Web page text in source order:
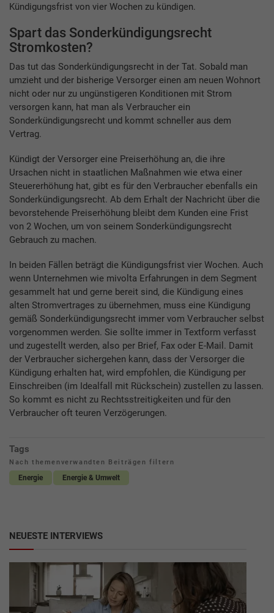
Kündigungsfrist von vier Wochen zu kündigen.
Spart das Sonderkündigungsrecht
Stromkosten?
Das tut das Sonderkündigungsrecht in der Tat. Sobald man
umzieht und der bisherige Versorger einen am neuen Wohnort
nicht oder nur zu ungünstigeren Konditionen mit Strom
versorgen kann, hat man als Verbraucher ein
Sonderkündigungsrecht und kommt schneller aus dem
Vertrag.
Kündigt der Versorger eine Preiserhöhung an, die ihre
Ursachen nicht in staatlichen Maßnahmen wie etwa einer
Steuererhöhung hat, gibt es für den Verbraucher ebenfalls ein
Sonderkündigungsrecht. Ab dem Erhalt der Nachricht über die
bevorstehende Preiserhöhung bleibt dem Kunden eine Frist
von 2 Wochen, um von seinem Sonderkündigungsrecht
Gebrauch zu machen.
In beiden Fällen beträgt die Kündigungsfrist vier Wochen. Auch
wenn Unternehmen wie mivolta Erfahrungen in dem Segment
gesammelt hat und gerne bereit sind, die Kündigung eines
alten Stromvertrages zu übernehmen, muss eine Kündigung
gemäß Sonderkündigungsrecht immer vom Verbraucher selbst
vorgenommen werden. Sie sollte immer in Textform verfasst
und zugestellt werden, also per Brief, Fax oder E-Mail. Damit
der Verbraucher sichergehen kann, dass der Versorger die
Kündigung erhalten hat, wird empfohlen, die Kündigung per
Einschreiben (im Idealfall mit Rückschein) zustellen zu lassen.
So kommt es nicht zu Rechtsstreitigkeiten und für den
Verbraucher oft teuren Verzögerungen.
Tags
Nach themenverwandten Beiträgen filtern
Energie Energie & Umwelt
NEUESTE INTERVIEWS